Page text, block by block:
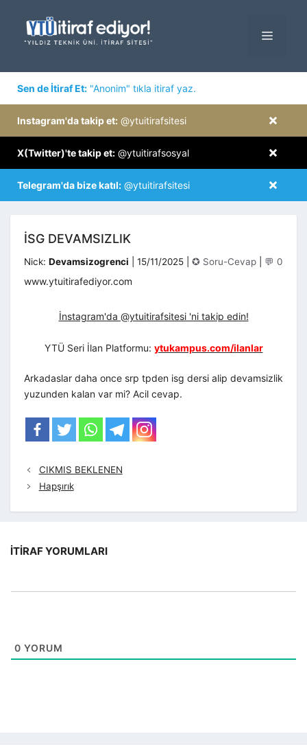
MENÜ
Sen de İtiraf Et: "Anonim" tıkla itiraf yaz.
×
Instagram'da takip et: @ytuitirafsitesi
×
X(Twitter)'te takip et: @ytuitirafsosyal
×
Telegram'da bize katıl: @ytuitirafsitesi
İSG DEVAMSIZLIK
Nick: Devamsizogrenci 15/11/2025 Kategoriler
✪ Soru-Cevap 💬 0
www.ytuitirafediyor.com
İnstagram'da @ytuitirafsitesi 'ni takip edin!
YTÜ Seri İlan Platformu: ytukampus.com/ilanlar
Arkadaslar daha once srp tpden isg dersi alip devamsizlik
yuzunden kalan var mi? Acil cevap.
CIKMIS BEKLENEN
Hapşırık
İTIRAF YORUMLARI
0 YORUM